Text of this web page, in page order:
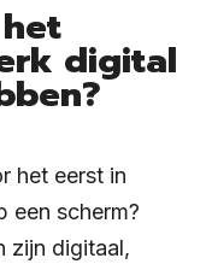
digital
het eerst in
een scherm?
zijn digitaal,